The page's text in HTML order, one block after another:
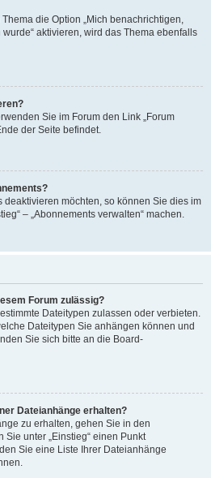
die Option „Mich benachrichtigen,
aktivieren, wird das Thema ebenfalls
Sie im Forum den Link „Forum
der Seite befindet.
deaktivieren möchten, so können Sie dies im
– „Abonnements verwalten“ machen.
Forum zulässig?
Dateitypen zulassen oder verbieten.
Dateitypen Sie anhängen können und
Sie sich bitte an die Board-
Dateianhänge erhalten?
zu erhalten, gehen Sie in den
unter „Einstieg“ einen Punkt
Sie eine Liste Ihrer Dateianhänge